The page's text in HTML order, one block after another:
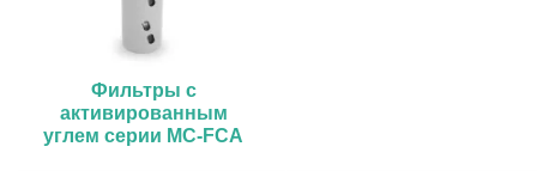
Фильтры с
активированным
углем серии MC-FCA